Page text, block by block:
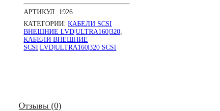
-
50
Q50A32-
A092-
A
АРТИКУЛ: 1926
КАТЕГОРИИ: КАБЕЛИ SCSI
ВНЕШНИЕ LVD|ULTRA160|320
КАБЕЛИ ВНЕШНИЕ
SCSI|LVD|ULTRA160|320 SCSI
Отзывы (0)